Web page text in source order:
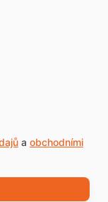
a obchodními